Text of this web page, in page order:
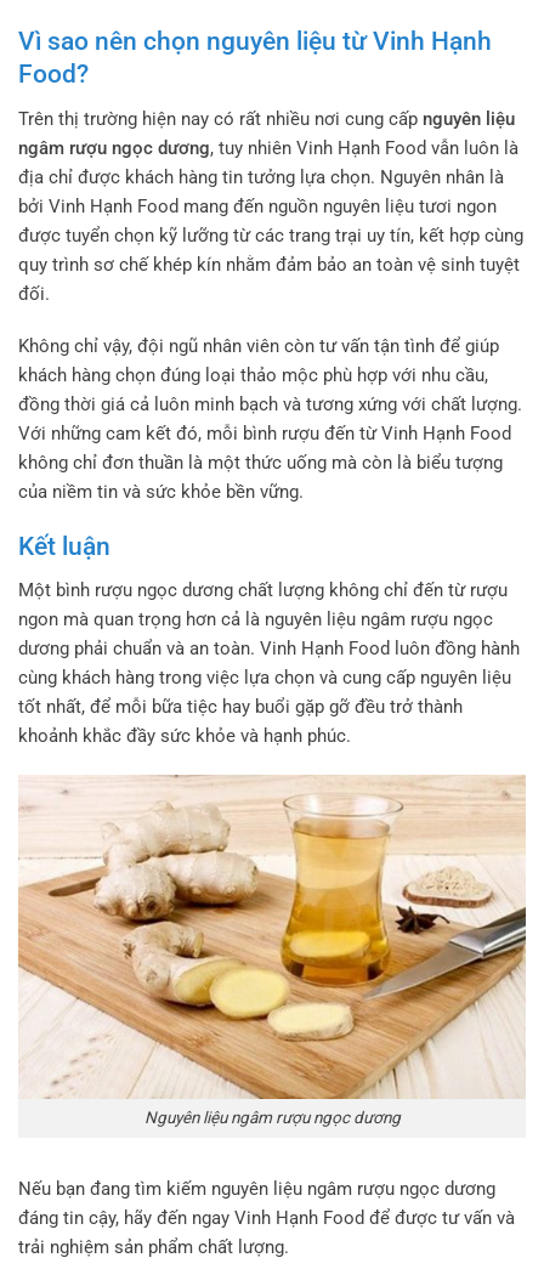
Vì sao nên chọn nguyên liệu từ Vinh Hạnh
Food?
Trên thị trường hiện nay có rất nhiều nơi cung cấp nguyên liệu
ngâm rượu ngọc dương, tuy nhiên Vinh Hạnh Food vẫn luôn là
địa chỉ được khách hàng tin tưởng lựa chọn. Nguyên nhân là
bởi Vinh Hạnh Food mang đến nguồn nguyên liệu tươi ngon
được tuyển chọn kỹ lưỡng từ các trang trại uy tín, kết hợp cùng
quy trình sơ chế khép kín nhằm đảm bảo an toàn vệ sinh tuyệt
đối.
Không chỉ vậy, đội ngũ nhân viên còn tư vấn tận tình để giúp
khách hàng chọn đúng loại thảo mộc phù hợp với nhu cầu,
đồng thời giá cả luôn minh bạch và tương xứng với chất lượng.
Với những cam kết đó, mỗi bình rượu đến từ Vinh Hạnh Food
không chỉ đơn thuần là một thức uống mà còn là biểu tượng
của niềm tin và sức khỏe bền vững.
Kết luận
Một bình rượu ngọc dương chất lượng không chỉ đến từ rượu
ngon mà quan trọng hơn cả là nguyên liệu ngâm rượu ngọc
dương phải chuẩn và an toàn. Vinh Hạnh Food luôn đồng hành
cùng khách hàng trong việc lựa chọn và cung cấp nguyên liệu
tốt nhất, để mỗi bữa tiệc hay buổi gặp gỡ đều trở thành
khoảnh khắc đầy sức khỏe và hạnh phúc.
Nguyên liệu ngâm rượu ngọc dương
Nếu bạn đang tìm kiếm nguyên liệu ngâm rượu ngọc dương
đáng tin cậy, hãy đến ngay Vinh Hạnh Food để được tư vấn và
trải nghiệm sản phẩm chất lượng.